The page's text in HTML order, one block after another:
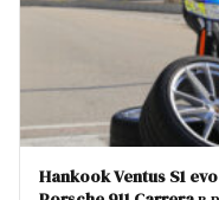
Hankook Ventus S1 evo